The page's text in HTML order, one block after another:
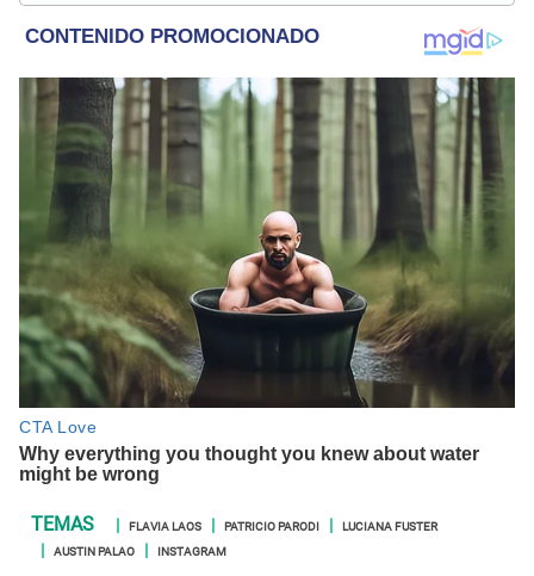
FLAVIA LAOS PATRICIO PARODI
LUCIANA FUSTER
AUSTIN PALAO
INSTAGRAM